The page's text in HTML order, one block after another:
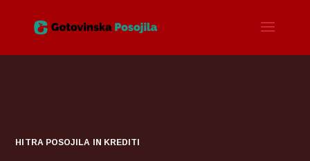
HITRA POSOJILA IN KREDITI